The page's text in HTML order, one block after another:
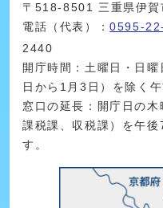
〒518-8501 三重県伊
電話（代表）：0595-
2440
開庁時間：土曜日・日
日から1月3日）を除く
窓口の延長：開庁日の木
課税課、収税課）を午
す。